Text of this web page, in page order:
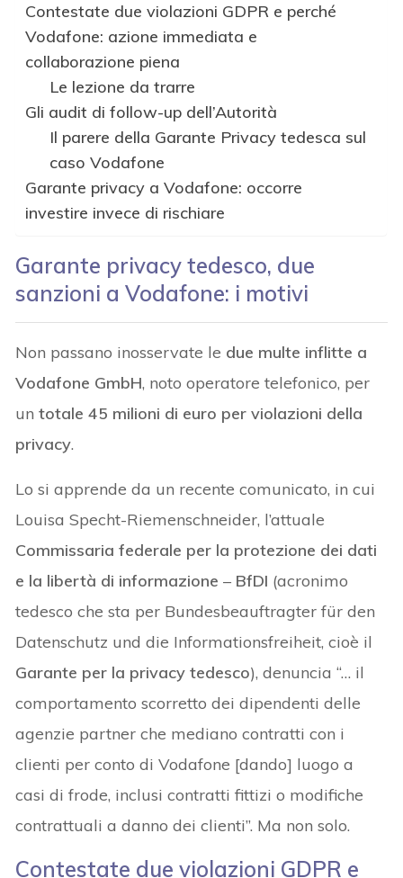
Contestate due violazioni GDPR e perché
Vodafone: azione immediata e
collaborazione piena
Le lezione da trarre
Gli audit di follow-up dell’Autorità
Il parere della Garante Privacy tedesca sul
caso Vodafone
Garante privacy a Vodafone: occorre
investire invece di rischiare
Garante privacy tedesco, due
sanzioni a Vodafone: i motivi
Non passano inosservate le due multe inflitte a
Vodafone GmbH, noto operatore telefonico, per
untotale 45 milioni di euro per violazioni della
privacy.
Lo si apprende da un recente comunicato, in cui
Louisa Specht-Riemenschneider, l’attuale
Commissaria federale per la protezione dei dati
e la libertà di informazione – BfDI (acronimo
tedesco che sta per Bundesbeauftragter für den
Datenschutz und die Informationsfreiheit, cioè il
Garante per la privacy tedesco), denuncia “… il
comportamento scorretto dei dipendenti delle
agenzie partner che mediano contratti con i
clienti per conto di Vodafone [dando] luogo a
casi di frode, inclusi contratti fittizi o modifiche
contrattuali a danno dei clienti”. Ma non solo.
Contestate due violazioni GDPR e